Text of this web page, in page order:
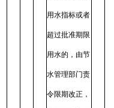
用水指标或者
超过批准期限
用水的，由节
水管理部门责
令限期改正，